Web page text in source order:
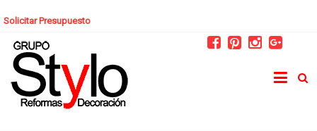
Solicitar Presupuesto